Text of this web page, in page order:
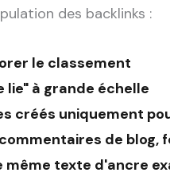
des backlinks :
le classement
lie" à grande échelle
créés uniquement
de blog,
même texte d'ancre